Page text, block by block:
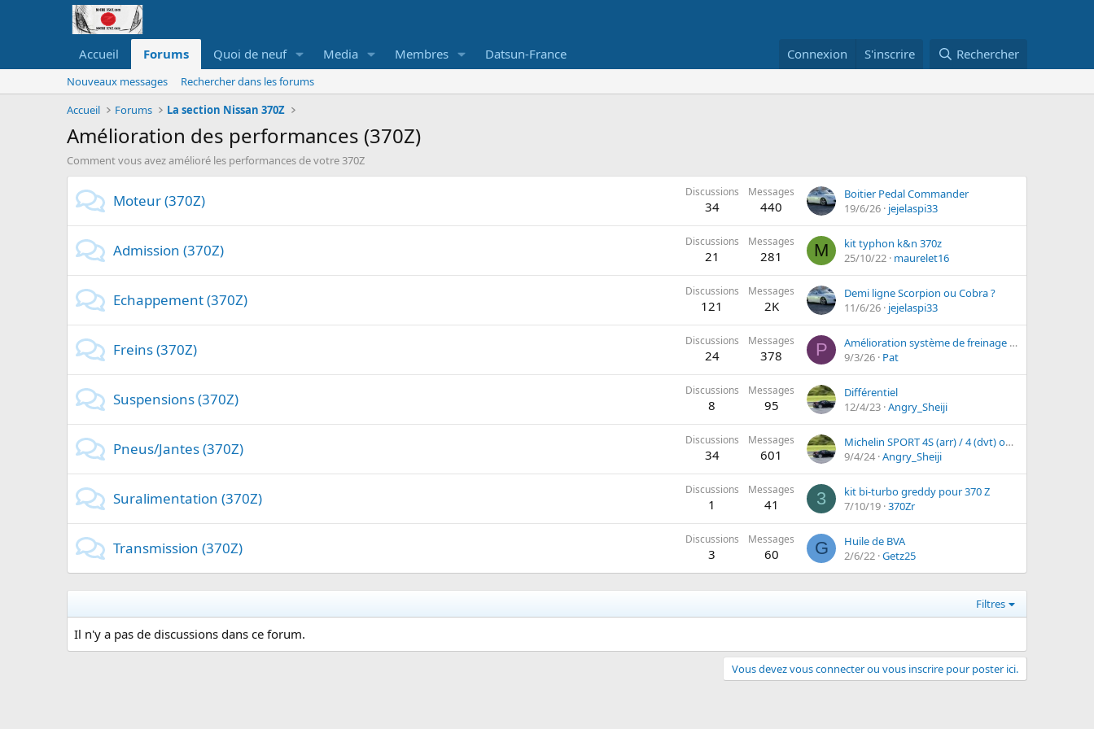
Accueil Forums Quoi de neuf Media Membres Datsun-France Connexion S'inscrire Rechercher
Nouveaux messages
Rechercher dans les forums
Accueil
Forums La section Nissan 370Z
Amélioration des performances (370Z)
Comment vous avez amélioré les performances de votre 370Z
Moteur (370Z) Discussions
34
Messages
440
Boitier Pedal Commander
19/6/26 jejelaspi33
Admission (370Z) Discussions
21
Messages
281 M
kit typhon k&n 370z
25/10/22 maurelet16
Echappement (370Z) Discussions
121
Messages
2K
Demi ligne Scorpion ou Cobra ?
11/6/26 jejelaspi33
Freins (370Z) Discussions
24
Messages
378 P
Amélioration système de freinage 370z (piste occasionnel)
9/3/26 Pat
Suspensions (370Z) Discussions
8
Messages
95
Différentiel
12/4/23 Angry_Sheiji
Pneus/Jantes (370Z) Discussions
34
Messages
601
Michelin SPORT 4S (arr) / 4 (dvt) ou Toyo ?
9/4/24 Angry_Sheiji
Suralimentation (370Z) Discussions
1
Messages
41 3
kit bi-turbo greddy pour 370 Z
7/10/19 370Zr
Transmission (370Z) Discussions
3
Messages
60 G
Huile de BVA
2/6/22 Getz25
Filtres
Il n'y a pas de discussions dans ce forum.
Vous devez vous connecter ou vous inscrire pour poster ici.